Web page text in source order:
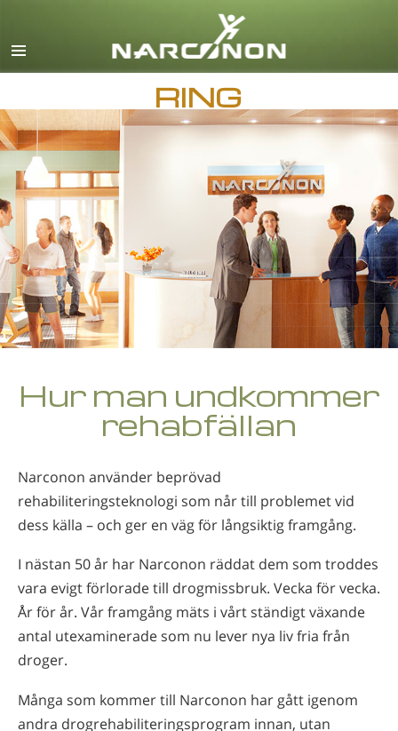
Dansk
Grekiska
Français
Hebreiska
Magyar
Italiano
Japanska
Makedonska
Norsk
Portuguès
Svenska
Kinesiska
Arabiska
Nepali
Ukrainska
Tjeckiska
RING
Hur man undkommer
rehabfällan
Narconon använder beprövad
rehabiliteringsteknologi som når till problemet vid
dess källa – och ger en väg för långsiktig framgång.
I nästan 50 år har Narconon räddat dem som troddes
vara evigt förlorade till drogmissbruk. Vecka för vecka.
År för år. Vår framgång mäts i vårt ständigt växande
antal utexaminerade som nu lever nya liv fria från
droger.
Många som kommer till Narconon har gått igenom
andra drogrehabiliteringsprogram innan, utan